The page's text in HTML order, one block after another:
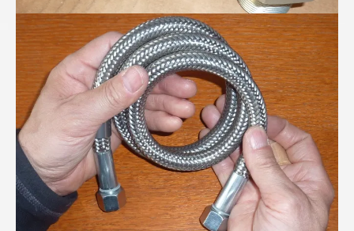
PTFE-Wellschlauch mit verdeckter Stützspirale...